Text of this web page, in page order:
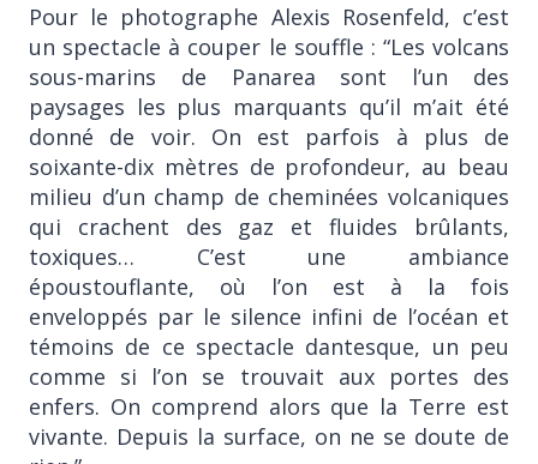
Pour le photographe Alexis Rosenfeld, c’est
un spectacle à couper le souffle : “Les volcans
sous-marins de Panarea sont l’un des
paysages les plus marquants qu’il m’ait été
donné de voir. On est parfois à plus de
soixante-dix mètres de profondeur, au beau
milieu d’un champ de cheminées volcaniques
qui crachent des gaz et fluides brûlants,
toxiques… C’est une ambiance
époustouflante, où l’on est à la fois
enveloppés par le silence infini de l’océan et
témoins de ce spectacle dantesque, un peu
comme si l’on se trouvait aux portes des
enfers. On comprend alors que la Terre est
vivante. Depuis la surface, on ne se doute de